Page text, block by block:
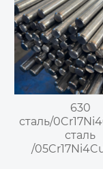
630
сталь/
сталь
/